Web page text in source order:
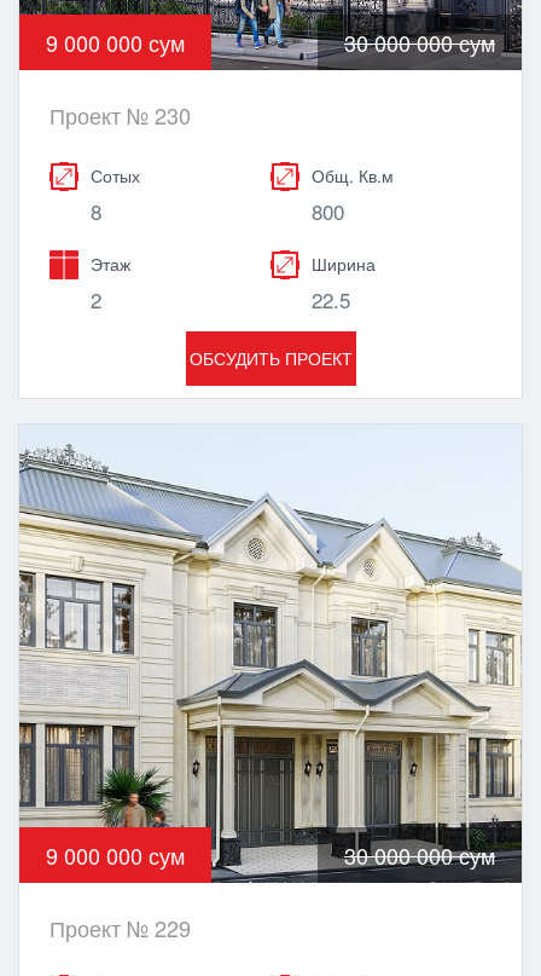
9 000 000 сум 30 000 000 сум
Проект № 230
Сотых
8
Общ. Кв.м
800
Этаж
2
Ширина
22.5
ОБСУДИТЬ ПРОЕКТ
9 000 000 сум 30 000 000 сум
Проект № 229